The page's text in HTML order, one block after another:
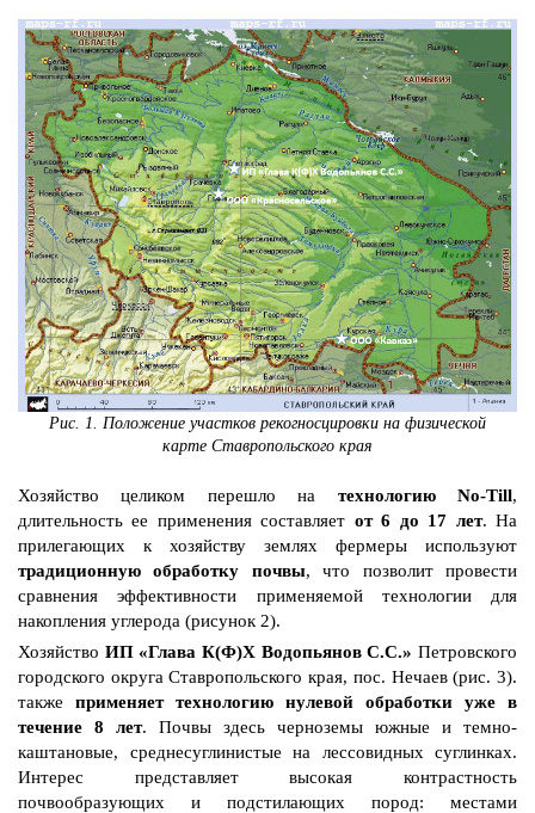
Рис. 1. Положение участков рекогносцировки на физической
карте Ставропольского края
Хозяйство целиком перешло на технологию No-Till,
длительность ее применения составляет от 6 до 17 лет. На
прилегающих к хозяйству землях фермеры используют
традиционную обработку почвы, что позволит провести
сравнения эффективности применяемой технологии для
накопления углерода (рисунок 2).
Хозяйство ИП «Глава К(Ф)Х Водопьянов С.С.» Петровского
городского округа Ставропольского края, пос. Нечаев (рис. 3).
также применяет технологию нулевой обработки уже в
течение 8 лет. Почвы здесь черноземы южные и темно-
каштановые, среднесуглинистые на лессовидных суглинках.
Интерес представляет высокая контрастность
почвообразующих и подстилающих пород: местами